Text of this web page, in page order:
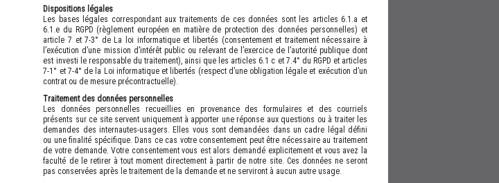
Dispositions légales
Les bases légales correspondant aux traitements de ces données sont les articles 6.1.a et
6.1.e du RGPD (règlement européen en matière de protection des données personnelles) et
article 7 et 7-3° de La loi informatique et libertés (consentement et traitement nécessaire à
l’exécution d’une mission d’intérêt public ou relevant de l’exercice de l’autorité publique dont
est investi le responsable du traitement), ainsi que les articles 6.1 c et 7.4° du RGPD et articles
7-1° et 7-4° de la Loi informatique et libertés (respect d’une obligation légale et exécution d’un
contrat ou de mesure précontractuelle).
Traitement des données personnelles
Les données personnelles recueillies en provenance des formulaires et des courriels
présents sur ce site servent uniquement à apporter une réponse aux questions ou à traiter les
demandes des internautes-usagers. Elles vous sont demandées dans un cadre légal défini
ou une finalité spécifique. Dans ce cas votre consentement peut être nécessaire au traitement
de votre demande. Votre consentement vous est alors demandé explicitement et vous avez la
faculté de le retirer à tout moment directement à partir de notre site. Ces données ne seront
pas conservées après le traitement de la demande et ne serviront à aucun autre usage.